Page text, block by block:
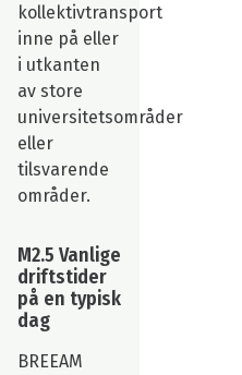
kollektivtransport
inne på eller
i utkanten
av store
universitetsområder
eller
tilsvarende
områder.
M2.5 Vanlige
driftstider
på en typisk
dag
BREEAM